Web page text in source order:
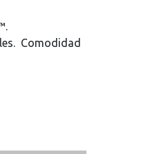
Comodidad